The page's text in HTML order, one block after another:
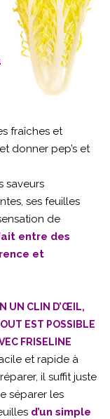
fraîches et
donner pep’s et
saveurs
ses feuilles
de
entre des
et
UN CLIN D’ŒIL,
EST POSSIBLE
FRISELINE
et rapide à
il suffit juste
séparer les
d’un simple